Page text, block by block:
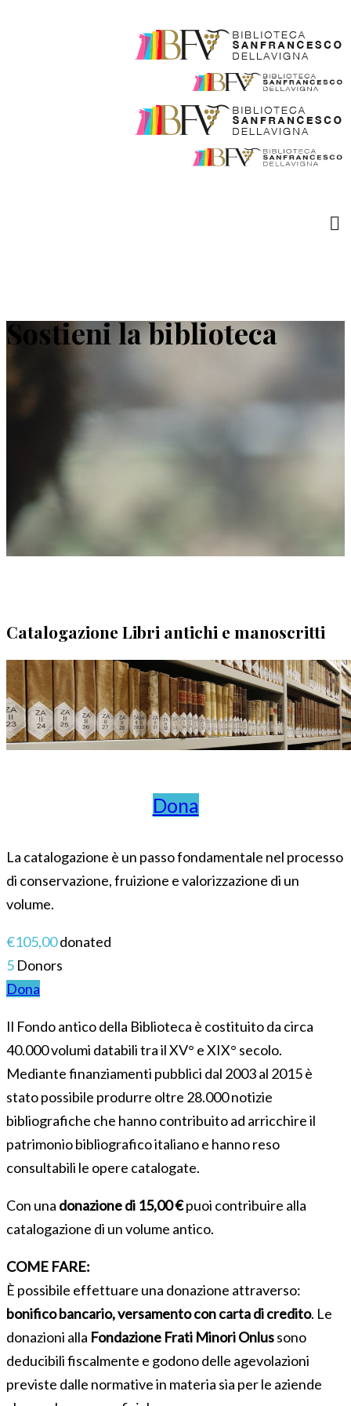
Sostieni la biblioteca
Catalogazione Libri antichi e manoscritti
Dona
La catalogazione è un passo fondamentale nel processo
di conservazione, fruizione e valorizzazione di un
volume.
€105,00donated
5 Donors
Dona
Il Fondo antico della Biblioteca è costituito da circa
40.000 volumi databili tra il XV° e XIX° secolo.
Mediante finanziamenti pubblici dal 2003 al 2015 è
stato possibile produrre oltre 28.000 notizie
bibliografiche che hanno contribuito ad arricchire il
patrimonio bibliografico italiano e hanno reso
consultabili le opere catalogate.
Con una donazione di 15,00 €puoi contribuire alla
catalogazione di un volume antico.
COME FARE:
È possibile effettuare una donazione attraverso:
bonifico bancario, versamento con carta di credito. Le
donazioni alla Fondazione Frati Minori Onlussono
deducibili fiscalmente e godono delle agevolazioni
previste dalle normative in materia sia per le aziende